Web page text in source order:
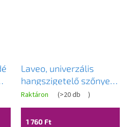
Laveo, univerzális
hangszigetelő szőnyeg
fali WC-khez és
bidékhez, fehér, LAV-
AMT_610T
Raktáron (>20 db )
1 760 Ft